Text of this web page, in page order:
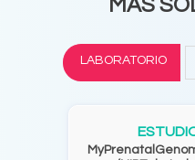
MÁS
LABORATORIO